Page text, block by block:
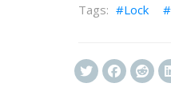
Lock